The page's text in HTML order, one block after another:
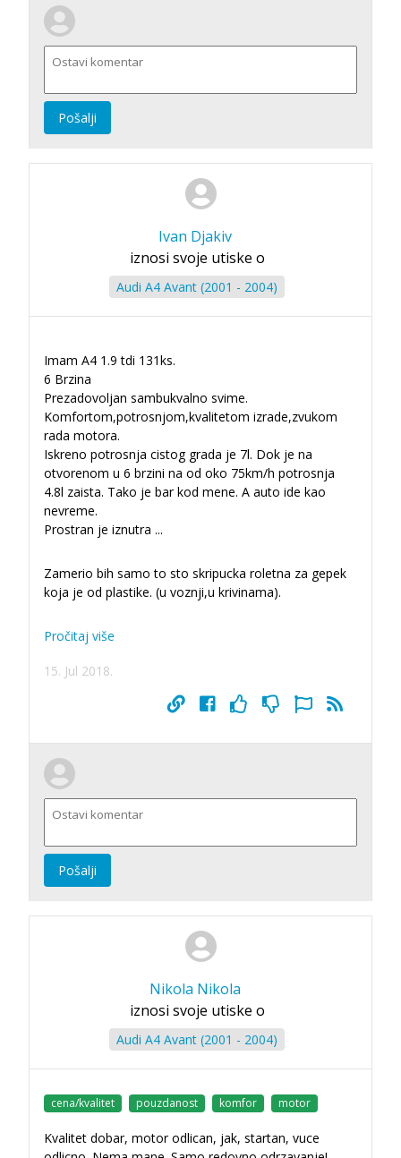
Pošalji
Ivan Djakiv
iznosi svoje utiske o
Audi A4 Avant (2001 - 2004)
Imam A4 1.9 tdi 131ks.
6 Brzina
Prezadovoljan sambukvalno svime.
Komfortom,potrosnjom,kvalitetom izrade,zvukom
rada motora.
Iskreno potrosnja cistog grada je 7l. Dok je na
otvorenom u 6 brzini na od oko 75km/h potrosnja
4.8l zaista. Tako je bar kod mene. A auto ide kao
nevreme.
Prostran je iznutra ...
Zamerio bih samo to sto skripucka roletna za gepek
koja je od plastike. (u voznji,u krivinama).
Pročitaj više
15. Jul 2018.
Pošalji
Nikola Nikola
iznosi svoje utiske o
Audi A4 Avant (2001 - 2004)
cena/kvalitet pouzdanost komfor motor
Kvalitet dobar, motor odlican, jak, startan, vuce